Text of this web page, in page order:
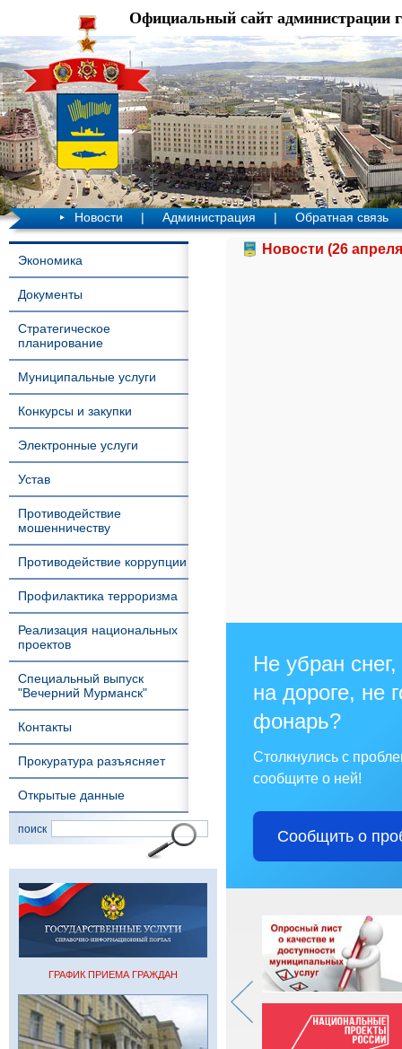
Официальный сайт администрации
Новости | Администрация | Обратная связь
Экономика
Документы
Стратегическое
планирование
Муниципальные услуги
Конкурсы и закупки
Электронные услуги
Устав
Противодействие
мошенничеству
Противодействие коррупции
Профилактика терроризма
Реализация национальных
проектов
Специальный выпуск
"Вечерний Мурманск"
Контакты
Прокуратура разъясняет
Открытые данные
поиск
ГРАФИК ПРИЕМА ГРАЖДАН
Новости (26
Не убран
на дороге, не
фонарь?
Столкнулись с
сообщите о ней!
Сообщить о